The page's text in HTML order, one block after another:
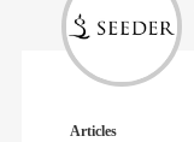
Articles